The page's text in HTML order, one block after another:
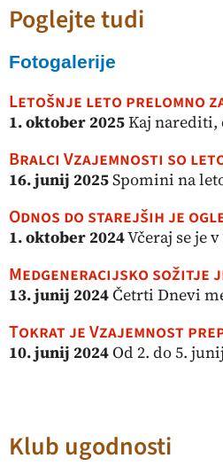
Poglejte tudi
Fotogalerije
Letošnje leto prelomno
1. oktober 2025Kaj narediti,
Bralci Vzajemnosti so
16. junij 2025Spomini na
Odnos do starejših je
1. oktober 2024Včeraj se je
Medgeneracijsko sožitje
13. junij 2024Četrti Dnevi
Tokrat je Vzajemnost
10. junij 2024Od 2. do 5.
Klub ugodnosti